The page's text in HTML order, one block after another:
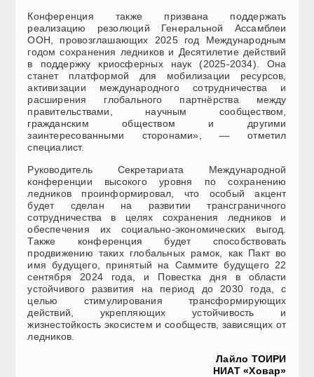
Конференция также призвана поддержать
реализацию резолюций Генеральной Ассамблеи
ООН, провозглашающих 2025 год Международным
годом сохранения ледников и Десятилетие действий
в поддержку криосферных наук (2025-2034). Она
станет платформой для мобилизации ресурсов,
активизации международного сотрудничества и
расширения глобального партнёрства между
правительствами, научным сообществом,
гражданским обществом и другими
заинтересованными сторонами», — отметил
специалист.
Руководитель Секретариата Международной
конференции высокого уровня по сохранению
ледников проинформировал, что особый акцент
будет сделан на развитии трансграничного
сотрудничества в целях сохранения ледников и
обеспечения их социально-экономических выгод.
Также конференция будет способствовать
продвижению таких глобальных рамок, как Пакт во
имя будущего, принятый на Саммите будущего 22
сентября 2024 года, и Повестка дня в области
устойчивого развития на период до 2030 года, с
целью стимулирования трансформирующих
действий, укрепляющих устойчивость и
жизнестойкость экосистем и сообществ, зависящих от
ледников.
Лайло ТОИРИ
НИАТ «Ховар»